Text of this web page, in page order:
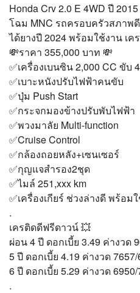
Honda Crv 2.0 E 4WD ปี 2015
โฉม MNC รถครอบครัวสภาพ
ได้ยางปี 2024 พร้อมใช้งาน เ
💸ราคา 355,000 บาท 💸
✅เครื่องเบนซิน 2,000 CC ขับ 4
✅เบาะหนังปรับไฟฟ้าคนขับ
✅ปุ่ม Push Start
✅กระจกมองข้างปรับพับไฟฟ้า
✅พวงมาลัย Multi-function
✅Cruise Control
✅กล้องถอยหลัง+เซนเซอร์
✅กุญแจสำรอง2ชุด
✅ไมล์ 251,xxx km
✅เครื่องเกียร์ ช่วงล่างดี พร้อม
.
เครติดดีฟรีดาวน์ 💥
ผ่อน 4 ปี ดอกเบี้ย 3.49 ค่างวด
5 ปี ดอกเบี้ย 4.19 ค่างวด 7657/
6 ปี ดอกเบี้ย 5.29 ค่างวด
.